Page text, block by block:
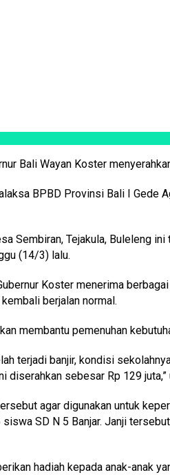
Bali Wayan Koster
BPBD Provinsi Bali I Gede
Sembiran, Tejakula, Buleleng
(14/3) lalu.
Koster menerima
berjalan normal.
membantu pemenuhan
terjadi banjir, kondisi
diserahkan sebesar Rp 129
agar digunakan untuk
SD N 5 Banjar. Janji
hadiah kepada anak-anak